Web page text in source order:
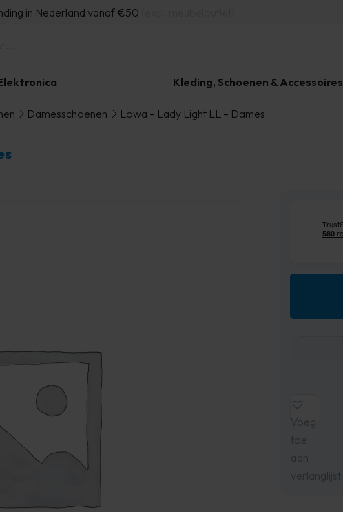
in Nederland vanaf €50
Kleding, Schoenen & Accessoires
Damesschoenen Lowa – Lady Light LL – Dames
Voeg